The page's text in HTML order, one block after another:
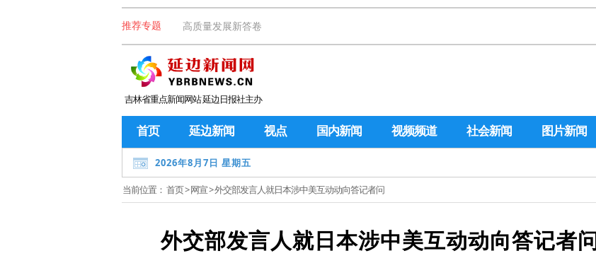
推荐专题 高质量发展新答卷
吉林省重点新闻网站 延边日报社主办
首页 延边新闻 视点 国内新闻 视频频道 社会新闻 图片新闻
2026年8月7日 星期五
当前位置： 首页>网宣> 外交部发言人就日本涉中美互动动向答记者问
外交部发言人就日本涉中美互动动向答记者问